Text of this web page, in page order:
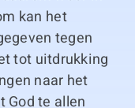
kan het
tegen
tot uitdrukking
naar het
God te allen